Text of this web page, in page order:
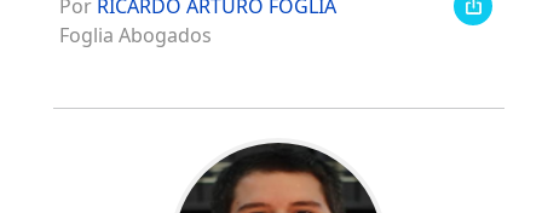
Por RICARDO ARTURO FOGLIA
Foglia Abogados